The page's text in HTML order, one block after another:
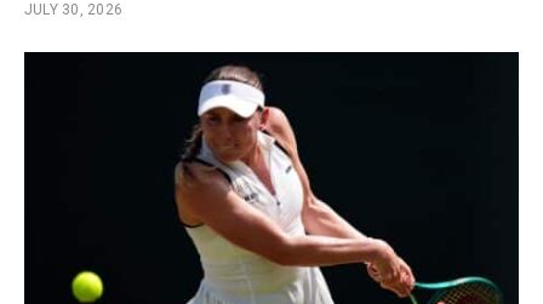
JULY 30, 2026